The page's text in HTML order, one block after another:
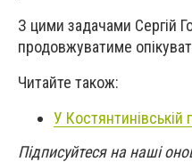
З цими задачами Сергій
продовжуватиме
Читайте також:
У Костянтинівській
Підписуйтеся на наші